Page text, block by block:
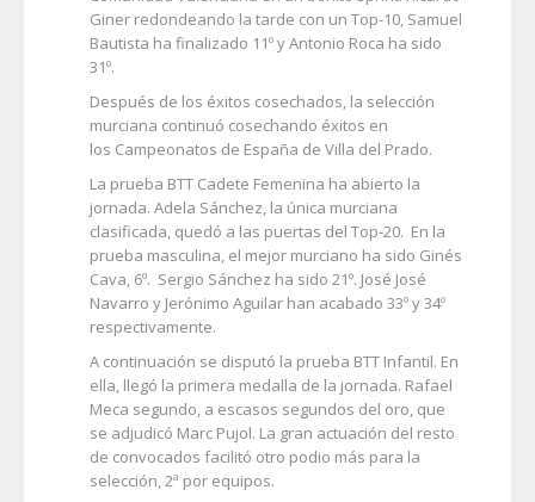
Giner redondeando la tarde con un Top-10, Samuel
Bautista ha finalizado 11º y Antonio Roca ha sido
31º.
Después de los éxitos cosechados, la selección
murciana continuó cosechando éxitos en
los Campeonatos de España de Villa del Prado.
La prueba BTT Cadete Femenina ha abierto la
jornada. Adela Sánchez, la única murciana
clasificada, quedó a las puertas del Top-20. En la
prueba masculina, el mejor murciano ha sido Ginés
Cava, 6º. Sergio Sánchez ha sido 21º. José José
Navarro y Jerónimo Aguilar han acabado 33º y 34º
respectivamente.
A continuación se disputó la prueba BTT Infantil. En
ella, llegó la primera medalla de la jornada. Rafael
Meca segundo, a escasos segundos del oro, que
se adjudicó Marc Pujol. La gran actuación del resto
de convocados facilitó otro podio más para la
selección, 2ª por equipos.